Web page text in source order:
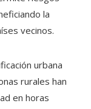
la
vecinos.
urbana
rurales han
en horas